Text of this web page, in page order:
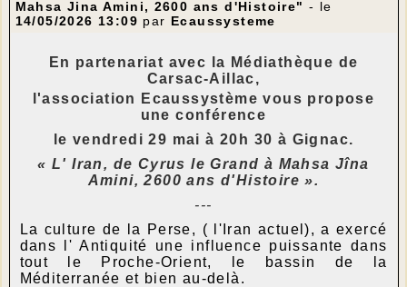
Mahsa Jina Amini, 2600 ans d'Histoire" - le
14/05/2026 13:09 par Ecaussysteme
En partenariat avec la Médiathèque de
Carsac-Aillac,
l'association Ecaussystème vous propose
une conférence
le vendredi 29 mai à 20h 30 à Gignac.
« L' Iran, de Cyrus le Grand à Mahsa Jîna
Amini, 2600 ans d'Histoire ».
---
La culture de la Perse, ( l'Iran actuel), a exercé
dans l' Antiquité une influence puissante dans
tout le Proche-Orient, le bassin de la
Méditerranée et bien au-delà.